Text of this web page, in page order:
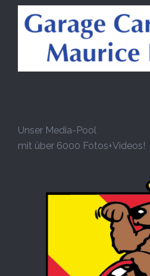
Unser Media-Pool
mit über 6000 Fotos+Videos!